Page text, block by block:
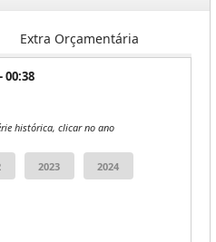
Extra Orçamentária
00:38
histórica, clicar no ano